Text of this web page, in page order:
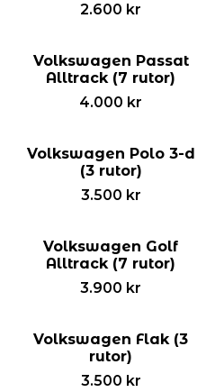
2.600 kr
Volkswagen Passat
Alltrack (7 rutor)
4.000 kr
Volkswagen Polo 3-d
(3 rutor)
3.500 kr
Volkswagen Golf
Alltrack (7 rutor)
3.900 kr
Volkswagen Flak (3
rutor)
3.500 kr